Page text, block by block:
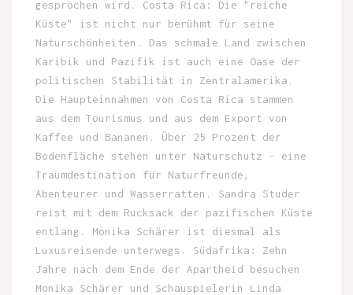
gesprochen wird. Costa Rica: Die "reiche
Küste" ist nicht nur berühmt für seine
Naturschönheiten. Das schmale Land zwischen
Karibik und Pazifik ist auch eine Oase der
politischen Stabilität in Zentralamerika.
Die Haupteinnahmen von Costa Rica stammen
aus dem Tourismus und aus dem Export von
Kaffee und Bananen. Über 25 Prozent der
Bodenfläche stehen unter Naturschutz - eine
Traumdestination für Naturfreunde,
Abenteurer und Wasserratten. Sandra Studer
reist mit dem Rucksack der pazifischen Küste
entlang. Monika Schärer ist diesmal als
Luxusreisende unterwegs. Südafrika: Zehn
Jahre nach dem Ende der Apartheid besuchen
Monika Schärer und Schauspielerin Linda